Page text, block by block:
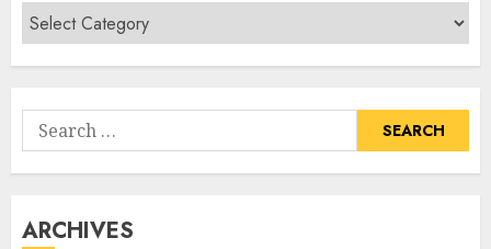
Cari
Senarai
Tumbuhan
Search
for:
ARCHIVES